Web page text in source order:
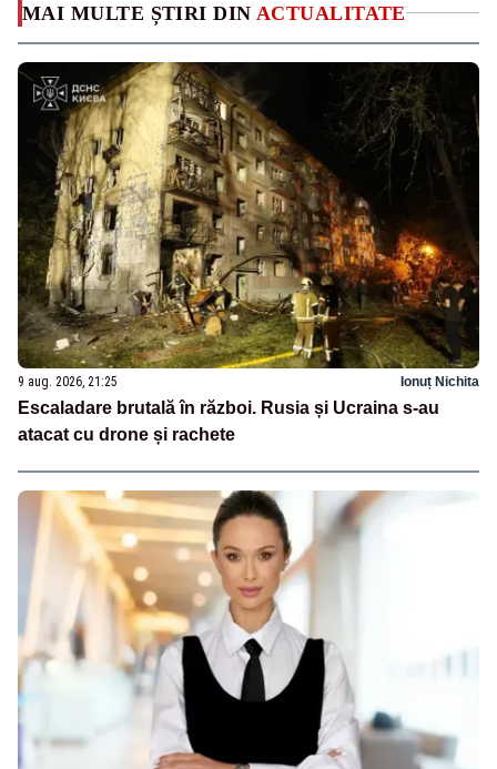
MAI MULTE ȘTIRI DIN ACTUALITATE
9 aug. 2026, 21:25 Ionuț Nichita
Escaladare brutală în război. Rusia și Ucraina s-au
atacat cu drone și rachete